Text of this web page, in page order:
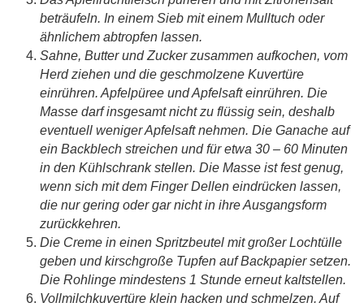
beträufeln. In einem Sieb mit einem Mulltuch oder
ähnlichem abtropfen lassen.
Sahne, Butter und Zucker zusammen aufkochen, vom
Herd ziehen und die geschmolzene Kuvertüre
einrühren. Apfelpüree und Apfelsaft einrühren. Die
Masse darf insgesamt nicht zu flüssig sein, deshalb
eventuell weniger Apfelsaft nehmen. Die Ganache auf
ein Backblech streichen und für etwa 30 – 60 Minuten
in den Kühlschrank stellen. Die Masse ist fest genug,
wenn sich mit dem Finger Dellen eindrücken lassen,
die nur gering oder gar nicht in ihre Ausgangsform
zurückkehren.
Die Creme in einen Spritzbeutel mit großer Lochtülle
geben und kirschgroße Tupfen auf Backpapier setzen.
Die Rohlinge mindestens 1 Stunde erneut kaltstellen.
Vollmilchkuvertüre klein hacken und schmelzen. Auf